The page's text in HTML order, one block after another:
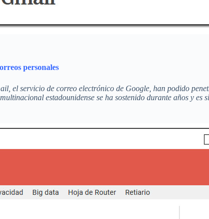
personales
el servicio de correo electrónico de Google, han podido
estadounidense se ha sostenido durante años y